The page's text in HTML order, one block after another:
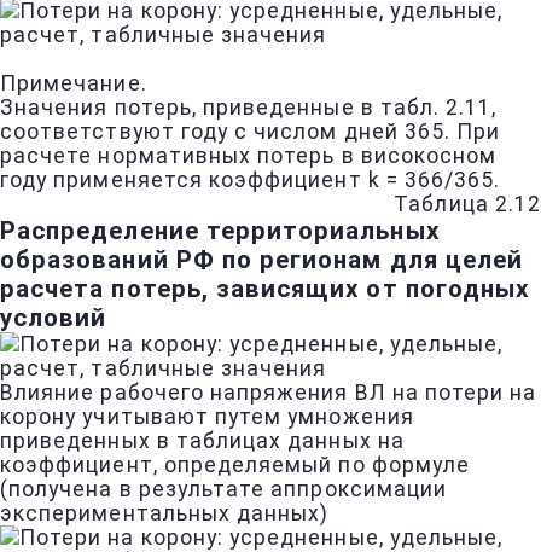
Примечание.
Значения потерь, приведенные в табл. 2.11,
соответствуют году с числом дней 365. При
расчете нормативных потерь в високосном
году применяется коэффициент k = 366/365.
Таблица 2.12
Распределение территориальных
образований РФ по регионам для целей
расчета потерь, зависящих от погодных
условий
Влияние рабочего напряжения ВЛ на потери на
корону учитывают путем умножения
приведенных в таблицах данных на
коэффициент, определяемый по формуле
(получена в результате аппроксимации
экспериментальных данных)